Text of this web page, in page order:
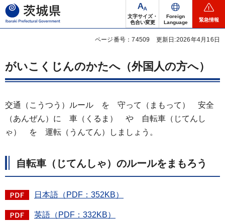
茨城県
文字サイズ・
色合い変更
Foreign
Language
緊急情報
ページ番号：74509 更新日:2026年4月16日
がいこくじんのかたへ（外国人の方へ）
交通（こうつう）ルール を 守って（まもって） 安全
（あんぜん）に 車（くるま） や 自転車（じてんし
ゃ） を 運転（うんてん）しましょう。
自転車（じてんしゃ）のルールをまもろう
日本語（PDF：352KB）
英語（PDF：332KB）